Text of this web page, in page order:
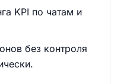
KPI по чатам и
без контроля